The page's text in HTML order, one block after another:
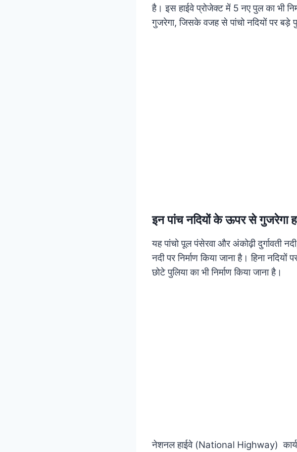
है। इस हाईवे प्रोजेक्ट में 5 नए पुल का भी
गुजरेगा, जिसके वजह से पांचो नदियों पर बड़े
इन पांच नदियों के ऊपर से गुजरेगा
यह पांचो पूल पंसेरवा और अंकोढ़ी दुर्गावती
नदी पर निर्माण किया जाना है। हिना
छोटे पुलिया का भी निर्माण किया जाना है।
नेशनल हाईवे (National Highway)